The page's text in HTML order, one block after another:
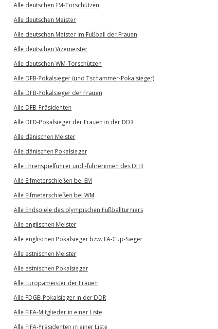
Alle deutschen EM-Torschützen
Alle deutschen Meister
Alle deutschen Meister im Fußball der Frauen
Alle deutschen Vizemeister
Alle deutschen WM-Torschützen
Alle DFB-Pokalsieger (und Tschammer-Pokalsieger)
Alle DFB-Pokalsieger der Frauen
Alle DFB-Präsidenten
Alle DFD-Pokalsieger der Frauen in der DDR
Alle dänischen Meister
Alle dänischen Pokalsieger
Alle Ehrenspielführer und -führerinnen des DFB
Alle Elfmeterschießen bei EM
Alle Elfmeterschießen bei WM
Alle Endspiele des olympischen Fußballturniers
Alle englischen Meister
Alle englischen Pokalsieger bzw. FA-Cup-Sieger
Alle estnischen Meister
Alle estnischen Pokalsieger
Alle Europameister der Frauen
Alle FDGB-Pokalsieger in der DDR
Alle FIFA-Mitglieder in einer Liste
Alle FIFA-Präsidenten in einer Liste